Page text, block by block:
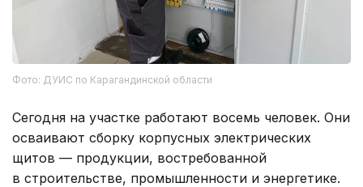
Фото: ДУИС по Карагандинской области
Сегодня на участке работают восемь человек. Они
осваивают сборку корпусных электрических
щитов — продукции, востребованной
в строительстве, промышленности и энергетике.